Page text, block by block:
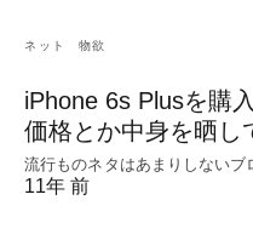
ネット 物欲
iPhone 6s Plusを購
価格とか中身を晒し
流行ものネタはあまりしない
11年 前